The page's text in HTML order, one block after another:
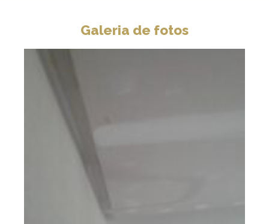
Galeria de fotos